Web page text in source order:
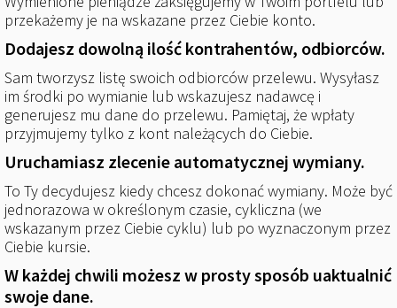
przekażemy je na wskazane przez Ciebie konto.
Dodajesz dowolną ilość kontrahentów, odbiorców.
Sam tworzysz listę swoich odbiorców przelewu. Wysyłasz
im środki po wymianie lub wskazujesz nadawcę i
generujesz mu dane do przelewu. Pamiętaj, że wpłaty
przyjmujemy tylko z kont należących do Ciebie.
Uruchamiasz zlecenie automatycznej wymiany.
To Ty decydujesz kiedy chcesz dokonać wymiany. Może być
jednorazowa w określonym czasie, cykliczna (we
wskazanym przez Ciebie cyklu) lub po wyznaczonym przez
Ciebie kursie.
W każdej chwili możesz w prosty sposób uaktualnić
swoje dane.